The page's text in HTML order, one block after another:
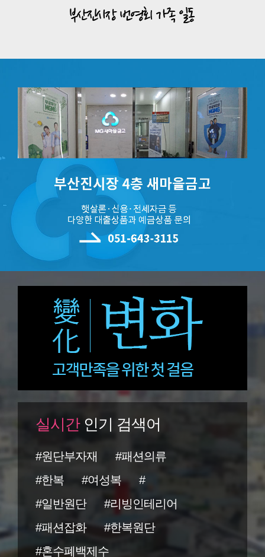
실시간인기 검색어
#원단부자재
#패션의류
#한복
#여성복
#
#일반원단
#리빙인테리어
#패션잡화
#한복원단
#혼수폐백제수